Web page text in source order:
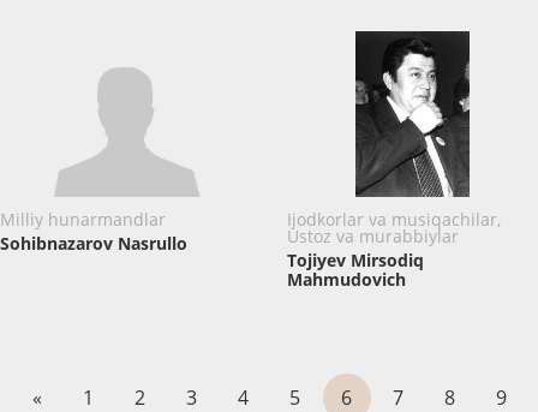
Milliy hunarmandlar
Sohibnazarov Nasrullo
Ijodkorlar va musiqachilar,
Ustoz va murabbiylar
Tojiyev Mirsodiq
Mahmudovich
« 1 2 3 4 5 6 7 8
9